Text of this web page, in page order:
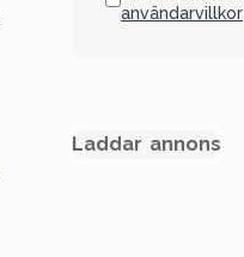
användarvillkor
Laddar annons